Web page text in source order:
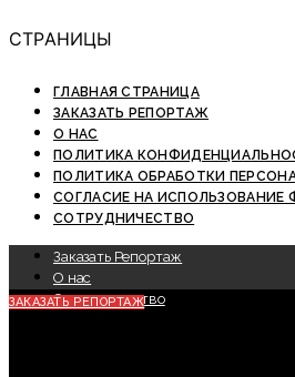
СТРАНИЦЫ
ГЛАВНАЯ СТРАНИЦА
ЗАКАЗАТЬ РЕПОРТАЖ
О НАС
ПОЛИТИКА
ПОЛИТИКА ОБРАБОТКИ
СОГЛАСИЕ НА ИСПОЛЬЗОВАНИЕ
СОТРУДНИЧЕСТВО
Заказать Репортаж
О нас
Сотрудничество
ЗАКАЗАТЬ РЕПОРТАЖ